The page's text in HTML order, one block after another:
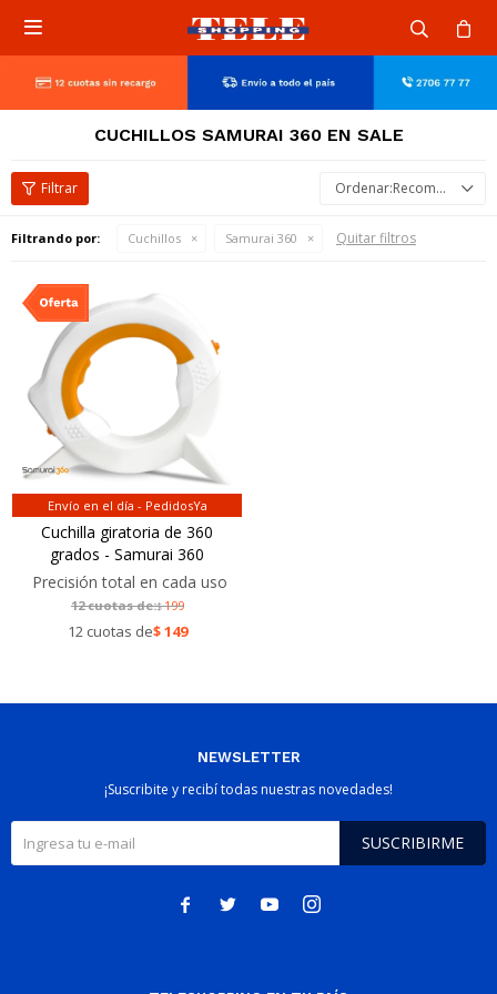

CUCHILLOS SAMURAI 360 EN SALE
Recomendados
Filtrando por: Cuchillos Samurai 360 Quitar filtros
Envío en el día - PedidosYa
Cuchilla giratoria de 360
grados - Samurai 360
Precisión total en cada uso
12 cuotas de:$199
12 cuotas de$149
NEWSLETTER
¡Suscribite y recibí todas nuestras novedades!
SUSCRIBIRME
   